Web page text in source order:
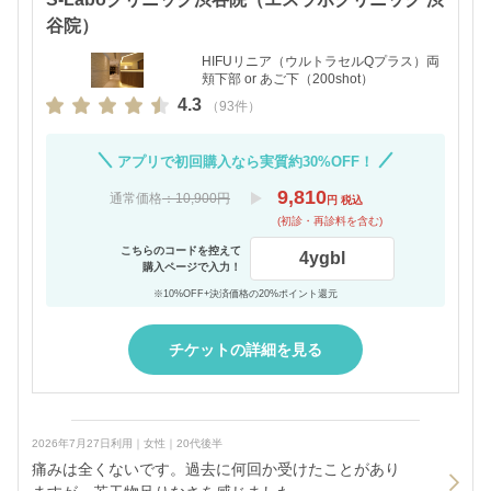
谷院）
HIFUリニア（ウルトラセルQプラス）両
頬下部 or あご下（200shot）
4.3 （93件）
アプリで初回購入なら実質約30%OFF！
通常価格：10,900円 9,810円 税込
(初診・再診料を含む)
こちらのコードを控えて
購入ページで入力！
4ygbl
※10%OFF+決済価格の20%ポイント還元
チケットの詳細を見る
2026年7月27日利用｜女性｜20代後半
痛みは全くないです。過去に何回か受けたことがあり